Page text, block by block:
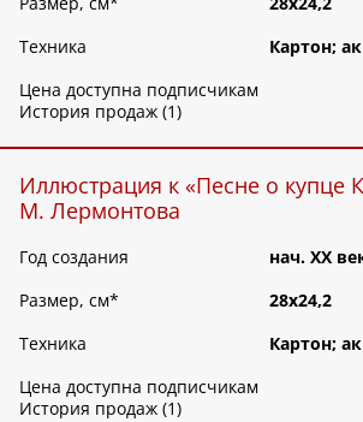
Техника
Картон;
Цена доступна подписчикам
История продаж (1)
Иллюстрация к «Песне о купце
М. Лермонтова
Год создания
нач. ХХ
Размер, см*
28х24,2
Техника
Картон;
Цена доступна подписчикам
История продаж (1)